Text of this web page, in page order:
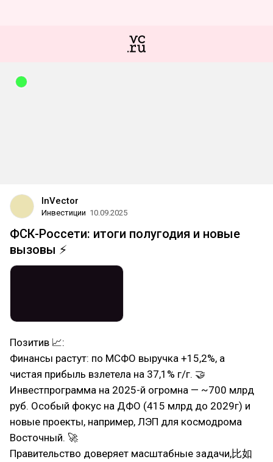
InVector
Инвестиции 10.09.2025
ФСК-Россети: итоги полугодия и новые
вызовы ⚡️
Позитив 📈:
Финансы растут: по МСФО выручка +15,2%, а
чистая прибыль взлетела на 37,1% г/г. 🤝
Инвестпрограмма на 2025-й огромна — ~700 млрд
руб. Особый фокус на ДФО (415 млрд до 2029г) и
новые проекты, например, ЛЭП для космодрома
Восточный. 🚀
Правительство доверяет масштабные задачи,比如